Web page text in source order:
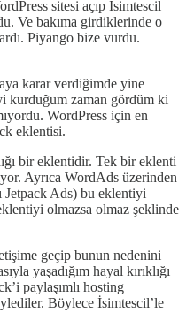
sitesi açıp İsimtescil
Ve bakıma girdiklerinde o
Piyango bize vurdu.
karar verdiğimde yine
kurduğum zaman gördüm ki
WordPress için en
eklentisi.
bir eklentidir. Tek bir eklenti
Ayrıca WordAds üzerinden
Jetpack Ads) bu eklentiyi
olmazsa olmaz şeklinde
geçip bunun nedenini
yaşadığım hayal kırıklığı
paylaşımlı hosting
Böylece İsimtescil’le